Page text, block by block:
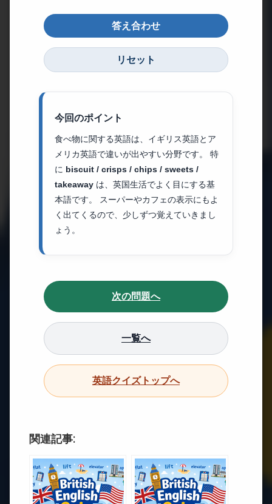
答え合わせ
リセット
今回のポイント
食べ物に関する英語は、イギリス英語とア
メリカ英語で違いが出やすい分野です。 特
に biscuit / crisps / chips / sweets /
takeaway は、英国生活でよく目にする基
本語です。 スーパーやカフェの表示にもよ
く出てくるので、少しずつ覚えていきまし
ょう。
次の問題へ
一覧へ
英語クイズトップへ
関連記事: